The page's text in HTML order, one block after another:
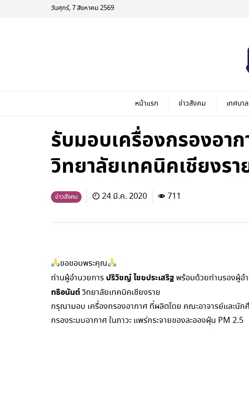
วันศุกร์, 7 สิงหาคม 2569
หน้าแรก ข่าวสังคม เทศบา
รับมอบเครื่องกรองอา
วิทยาลัยเทคนิคเชียงรา
ข่าวสังคม 24 มี.ค. 2020 711
ขอขอบพระคุณ
ท่านผู้อำนวยการ ปริวิชญ์ ไชยประเสริฐพร้อมด้วยท่านรองผู้อ
ทธิอนันต์วิทยาลัยเทคนิคเชียงราย
กรุณามอบ เครื่องกรองอากาศ ที่ผลิตโดย คณะอาจารย์และนัก
กรองระบบอากาศ ในภาวะ แพร่กระจายของละอองฝุ่น PM 2.5